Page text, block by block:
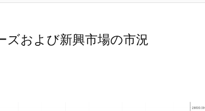
ズおよび新興市場の市況